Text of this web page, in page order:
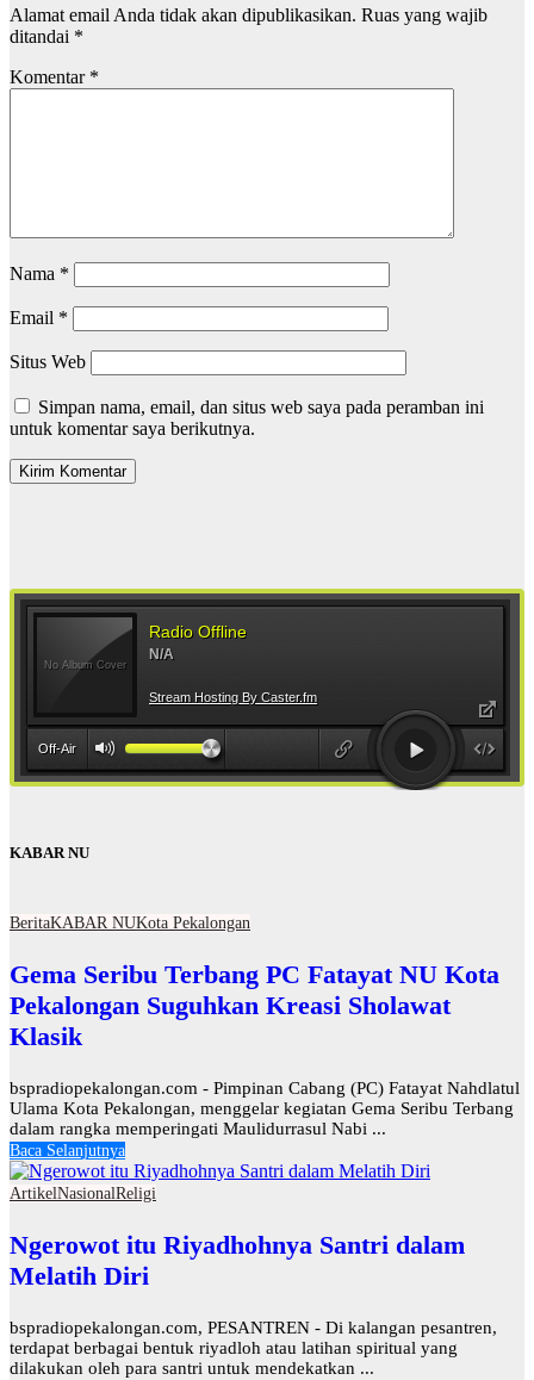
Alamat email Anda tidak akan dipublikasikan. Ruas yang wajib
ditandai *
Komentar *
Nama *
Email *
Situs Web
Simpan nama, email, dan situs web saya pada peramban ini
untuk komentar saya berikutnya.
KABAR NU
BeritaKABAR NUKota Pekalongan
Gema Seribu Terbang PC Fatayat NU Kota
Pekalongan Suguhkan Kreasi Sholawat
Klasik
bspradiopekalongan.com - Pimpinan Cabang (PC) Fatayat Nahdlatul
Ulama Kota Pekalongan, menggelar kegiatan Gema Seribu Terbang
dalam rangka memperingati Maulidurrasul Nabi ...
Baca Selanjutnya
ArtikelNasionalReligi
Ngerowot itu Riyadhohnya Santri dalam
Melatih Diri
bspradiopekalongan.com, PESANTREN - Di kalangan pesantren,
terdapat berbagai bentuk riyadloh atau latihan spiritual yang
dilakukan oleh para santri untuk mendekatkan ...